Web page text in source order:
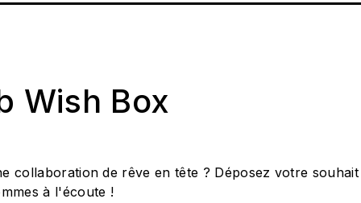
Wish Box
collaboration de rêve en tête ? Déposez votre souhait
à l'écoute !